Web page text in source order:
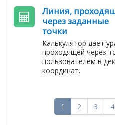
Линия,
через заданные
точки
Калькулятор дает
проходящей через
пользователем в
координат.
1 2 3 4